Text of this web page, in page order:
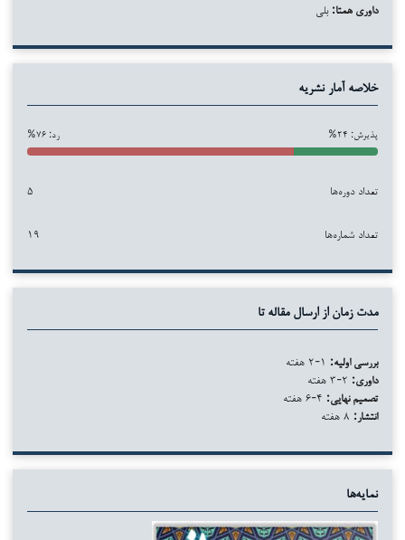
داوری همتا: بلی
خلاصه آمار نشریه
پذیرش: ۲۴% رد: ۷۶%
تعداد دوره‌ها ۵
تعداد شماره‌ها ۱۹
مدت زمان از ارسال مقاله تا
بررسی اولیه:
داوری:
تصمیم نهایی:
انتشار:
نمایه‌ها